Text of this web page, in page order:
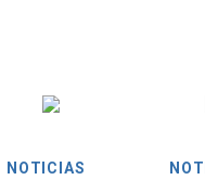
NOTICIAS